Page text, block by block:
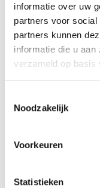
informatie over uw
partners voor
partners kunnen
informatie die u
verzameld op basis
Noodzakelijk
Voorkeuren
Statistieken
Kies uw connector
Specificaties
Reference 620SFT
6 V